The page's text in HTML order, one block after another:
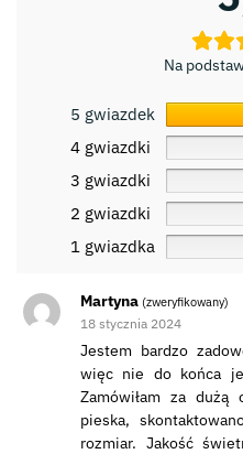
Na
5 gwiazdek
4 gwiazdki
3 gwiazdki
2 gwiazdki
1 gwiazdka
Martyna (zweryfikowany)
18 stycznia 2024
Jestem bardzo
więc nie do końca
Zamówiłam za
pieska,
rozmiar. Jakość